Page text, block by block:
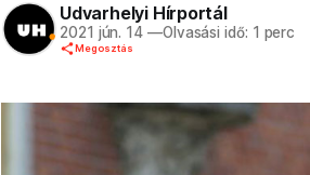
Udvarhelyi Hírportál
2021 jún. 14 —Olvasási idő: 1 perc
Megosztás